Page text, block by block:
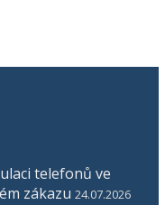
telefonů ve
zákazu 24.07.2026